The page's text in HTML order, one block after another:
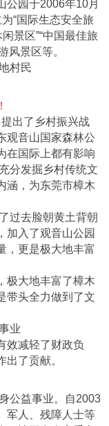
园于2006年10月
“国际生态安全旅
景区”“中国最佳旅
风景区等。
村民
出了乡村振兴战
观音山国家森林公
在国际上都有影响
分发掘乡村传统文
涵，为东莞市樟木
过去脸朝黄土背朝
加入了观音山公园
，更是极大地丰富
极大地丰富了樟木
带头全力做到了文
业
效减轻了财政负
了贡献。
公益事业。自2003
军人、残障人士等